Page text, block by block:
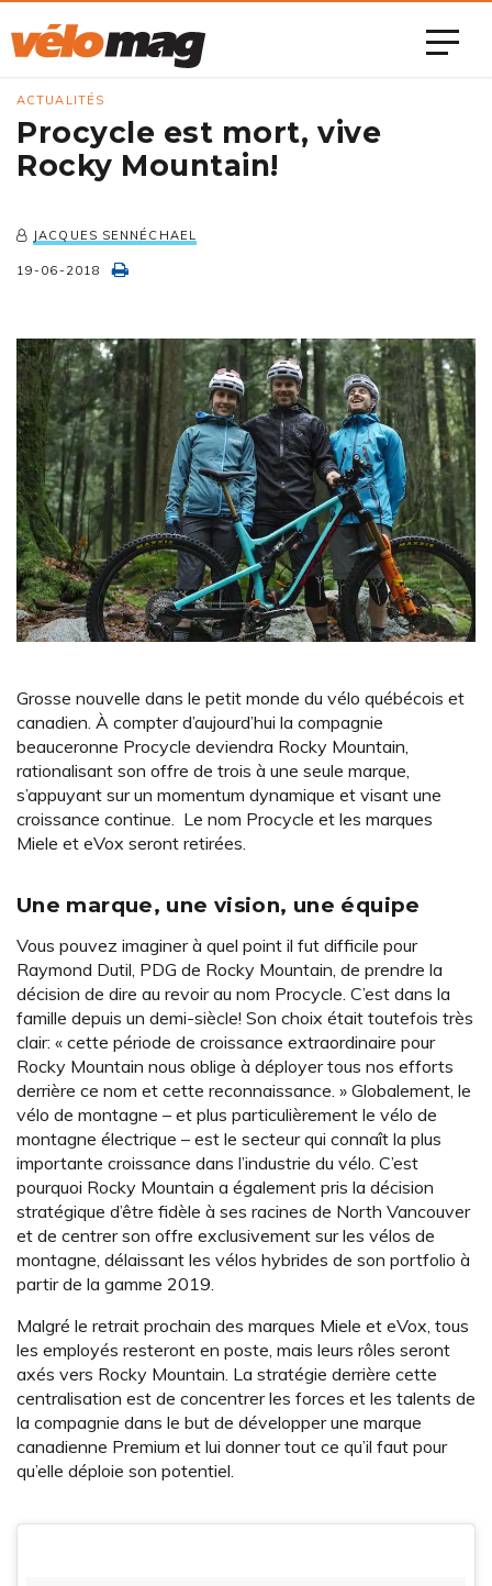
ACTUALITÉS
Procycle est mort, vive
Rocky Mountain!
JACQUES SENNÉCHAEL
19-06-2018
Grosse nouvelle dans le petit monde du vélo québécois et
canadien. À compter d’aujourd’hui la compagnie
beauceronne Procycle deviendra Rocky Mountain,
rationalisant son offre de trois à une seule marque,
s’appuyant sur un momentum dynamique et visant une
croissance continue. Le nom Procycle et les marques
Miele et eVox seront retirées.
Une marque, une vision, une équipe
Vous pouvez imaginer à quel point il fut difficile pour
Raymond Dutil, PDG de Rocky Mountain, de prendre la
décision de dire au revoir au nom Procycle. C’est dans la
famille depuis un demi-siècle! Son choix était toutefois très
clair: « cette période de croissance extraordinaire pour
Rocky Mountain nous oblige à déployer tous nos efforts
derrière ce nom et cette reconnaissance. » Globalement, le
vélo de montagne – et plus particulièrement le vélo de
montagne électrique – est le secteur qui connaît la plus
importante croissance dans l’industrie du vélo. C’est
pourquoi Rocky Mountain a également pris la décision
stratégique d’être fidèle à ses racines de North Vancouver
et de centrer son offre exclusivement sur les vélos de
montagne, délaissant les vélos hybrides de son portfolio à
partir de la gamme 2019.
Malgré le retrait prochain des marques Miele et eVox, tous
les employés resteront en poste, mais leurs rôles seront
axés vers Rocky Mountain. La stratégie derrière cette
centralisation est de concentrer les forces et les talents de
la compagnie dans le but de développer une marque
canadienne Premium et lui donner tout ce qu’il faut pour
qu’elle déploie son potentiel.